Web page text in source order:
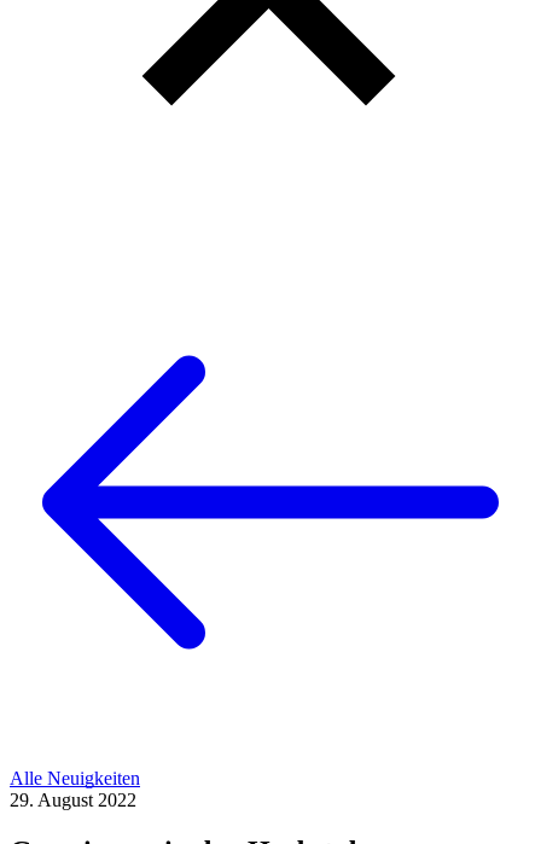
Alle Neuigkeiten
29. August 2022